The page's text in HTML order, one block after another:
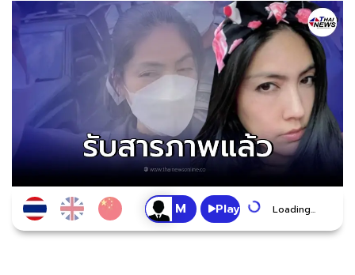
Play Loading...